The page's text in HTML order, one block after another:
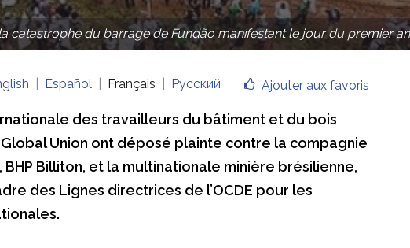
catastrophe du barrage de Fundão manifestant le jour du premier
Ajouter aux favoris
Español Français Русский
des travailleurs du bâtiment et du bois
Global Union ont déposé plainte contre la compagnie
Billiton, et la multinationale minière brésilienne,
des Lignes directrices de l’OCDE pour les